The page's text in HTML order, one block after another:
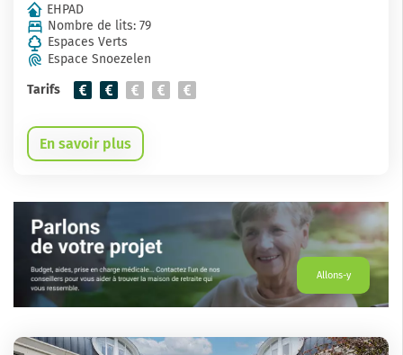
EHPAD
Nombre de lits: 79
Espaces Verts
Espace Snoezelen
Tarifs
En savoir plus
Allons-y